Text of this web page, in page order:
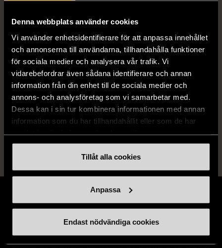
Denna webbplats använder cookies
Vi använder enhetsidentifierare för att anpassa innehållet
och annonserna till användarna, tillhandahålla funktioner
för sociala medier och analysera vår trafik. Vi
vidarebefordrar även sådana identifierare och annan
information från din enhet till de sociala medier och
annons- och analysföretag som vi samarbetar med.
Dessa kan i sin tur kombinera informationen med annan
information som du har tillhandahållit eller som de har
Tillåt alla cookies
Anpassa
Endast nödvändiga cookies
Varumärke EA Sports
Produkten är unik och finns enbart som 1 st i lager.
Fri frakt på alla köp över 990 kr.
14 dagars ångerrät.